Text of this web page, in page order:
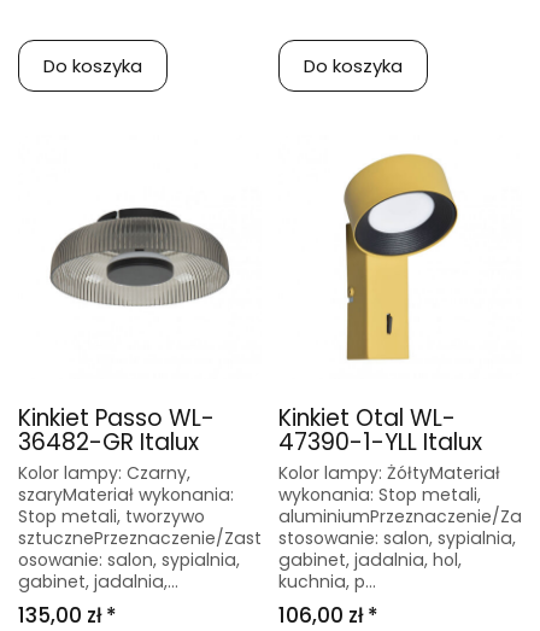
Do koszyka Do koszyka
Kinkiet Passo WL-
36482-GR Italux
Kolor lampy: Czarny,
szaryMateriał wykonania:
Stop metali, tworzywo
sztucznePrzeznaczenie/Zast
osowanie: salon, sypialnia,
gabinet, jadalnia,...
135,00 zł *
Kinkiet Otal WL-
47390-1-YLL Italux
Kolor lampy: ŻółtyMateriał
wykonania: Stop metali,
aluminiumPrzeznaczenie/Za
stosowanie: salon, sypialnia,
gabinet, jadalnia, hol,
kuchnia, p...
106,00 zł *